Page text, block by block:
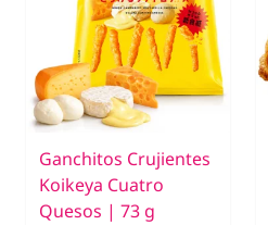
Ganchitos Crujientes
Koikeya Cuatro
Quesos | 73 g